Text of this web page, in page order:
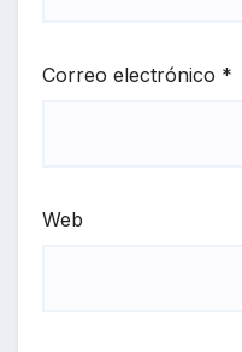
Correo electrónico *
Web